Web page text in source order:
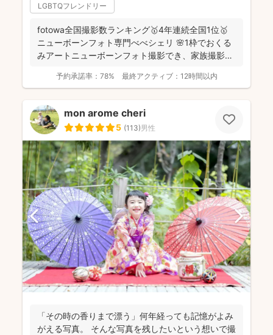
LGBTQフレンドリー
fotowa全国撮影数ランキング🥇4年連続全国1位🥇
ニューボーンフォト専門べべシェリ 🌸1枠でおくる
みアートニューボーンフォト撮影でき、家族撮影お
予約承諾率： 78% 最終アクティブ： 12時間以内
mon arome cheri
5 (113)男性
「その時の香りまで漂う」何年経っても記憶がよみ
がえる写真。 そんな写真を残したいという想いで撮